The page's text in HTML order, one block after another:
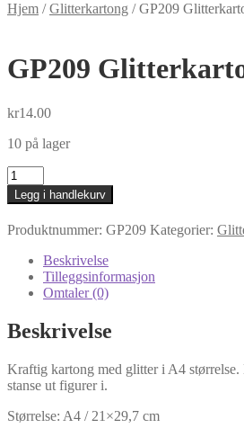
Hjem /Glitterkartong /GP209
GP209
kr14.00
10 på lager
GP209
Glitterkartong
Kobber
antall
Legg i handlekurv
Produktnummer: GP209 Kategorier:
Beskrivelse
Tilleggsinformasjon
Omtaler (0)
Beskrivelse
Kraftig kartong med glitter i A4 størrelse.
stanse ut figurer i.
Størrelse: A4 / 21×29,7 cm